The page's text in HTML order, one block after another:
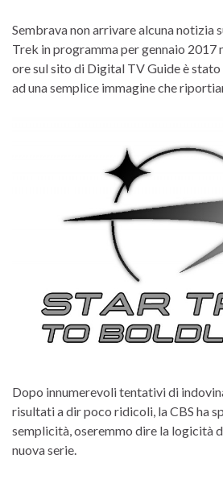
Sembrava non arrivare alcuna notizia
Trek in programma per gennaio 2017
ore sul sito di Digital TV Guide è
ad una semplice immagine che
Dopo innumerevoli tentativi di
risultati a dir poco ridicoli, la CBS ha
semplicità, oseremmo dire la logicità
nuova serie.